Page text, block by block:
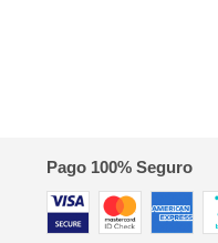
Pago 100% Seguro